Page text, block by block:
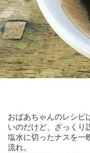
おばあちゃんのレシピ
いのだけど、ざっくり
塩水に切ったナスを一
流れ。